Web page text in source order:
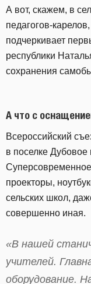
А вот, скажем, в
педагогов-
подчеркивает
республики
сохранения
А что с
Всероссийский
в поселке Дубовое
проекторы,
сельских школ,
совершенно иная.
«В нашей
учителей.
оборудование.